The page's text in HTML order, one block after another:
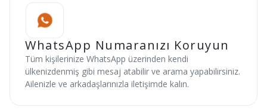
WhatsApp Numaranızı Koruyun
Tüm kişilerinize WhatsApp üzerinden kendi
ülkenizdenmiş gibi mesaj atabilir ve arama yapabilirsiniz.
Ailenizle ve arkadaşlarınızla iletişimde kalın.